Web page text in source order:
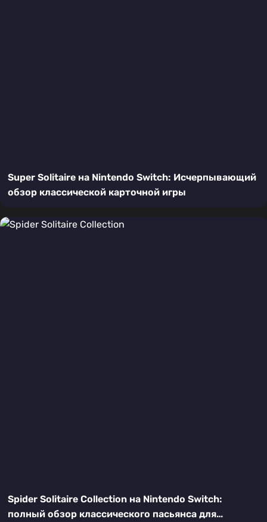
Super Solitaire на Nintendo Switch: Исчерпывающий
обзор классической карточной игры
Spider Solitaire Collection на Nintendo Switch:
полный обзор классического пасьянса для